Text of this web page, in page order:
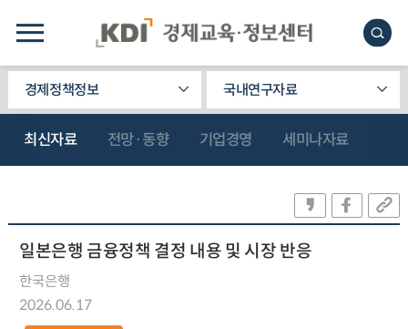
경제정책정보 국내연구자료
최신자료 전망·동향 기업경영 세미나자료
일본은행 금융정책 결정 내용 및 시장 반응
한국은행
2026.06.17